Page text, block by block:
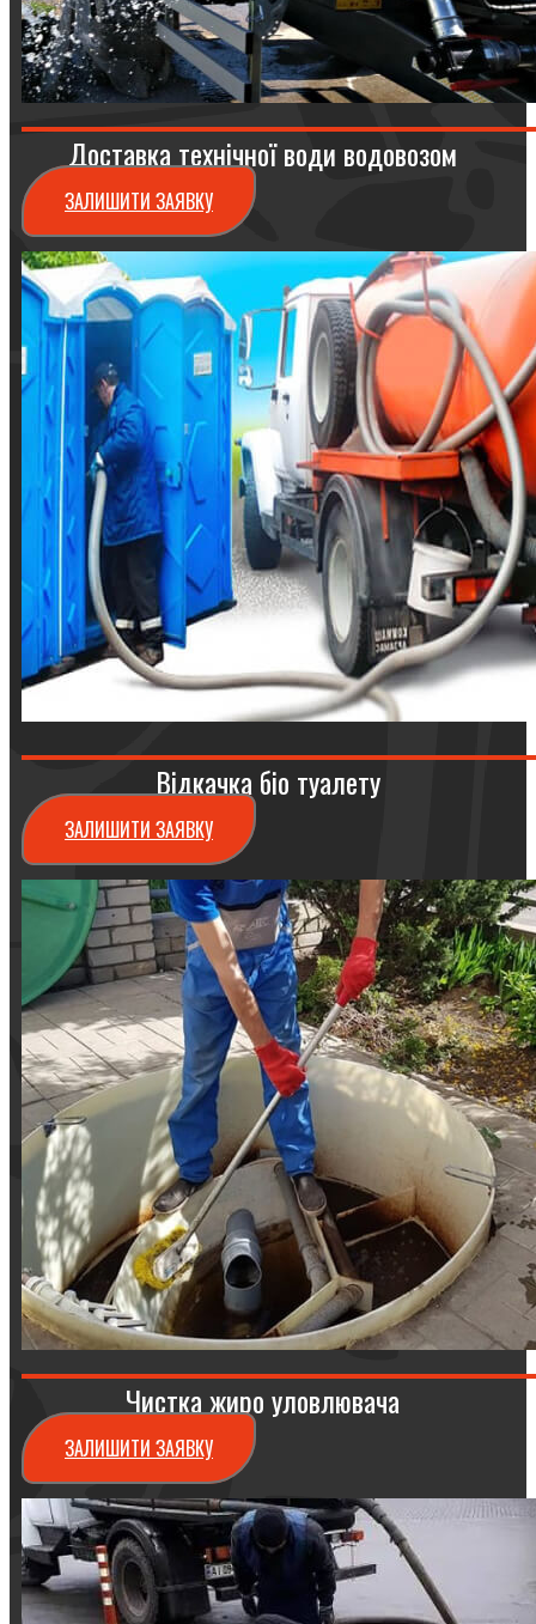
Доставка технічної води водовозом
ЗАЛИШИТИ ЗАЯВКУ
Відкачка біо туалету
ЗАЛИШИТИ ЗАЯВКУ
Чистка жиро уловлювача
ЗАЛИШИТИ ЗАЯВКУ